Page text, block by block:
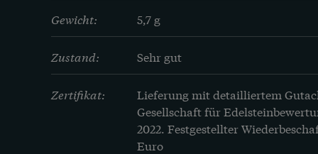
Gewicht: 5,7 g
Zustand: Sehr gut
Zertifikat:
Lieferung mit detailliertem
Gesellschaft für
2022. Festgestellter
Euro